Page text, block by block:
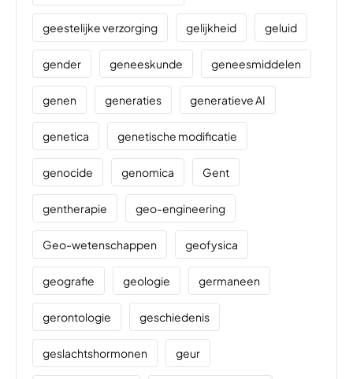
geestelijke verzorging gelijkheid geluid
gender geneeskunde geneesmiddelen
genen generaties generatieve AI
genetica genetische modificatie
genocide genomica Gent
gentherapie geo-engineering
Geo-wetenschappen geofysica
geografie geologie germaneen
gerontologie geschiedenis
geslachtshormonen geur